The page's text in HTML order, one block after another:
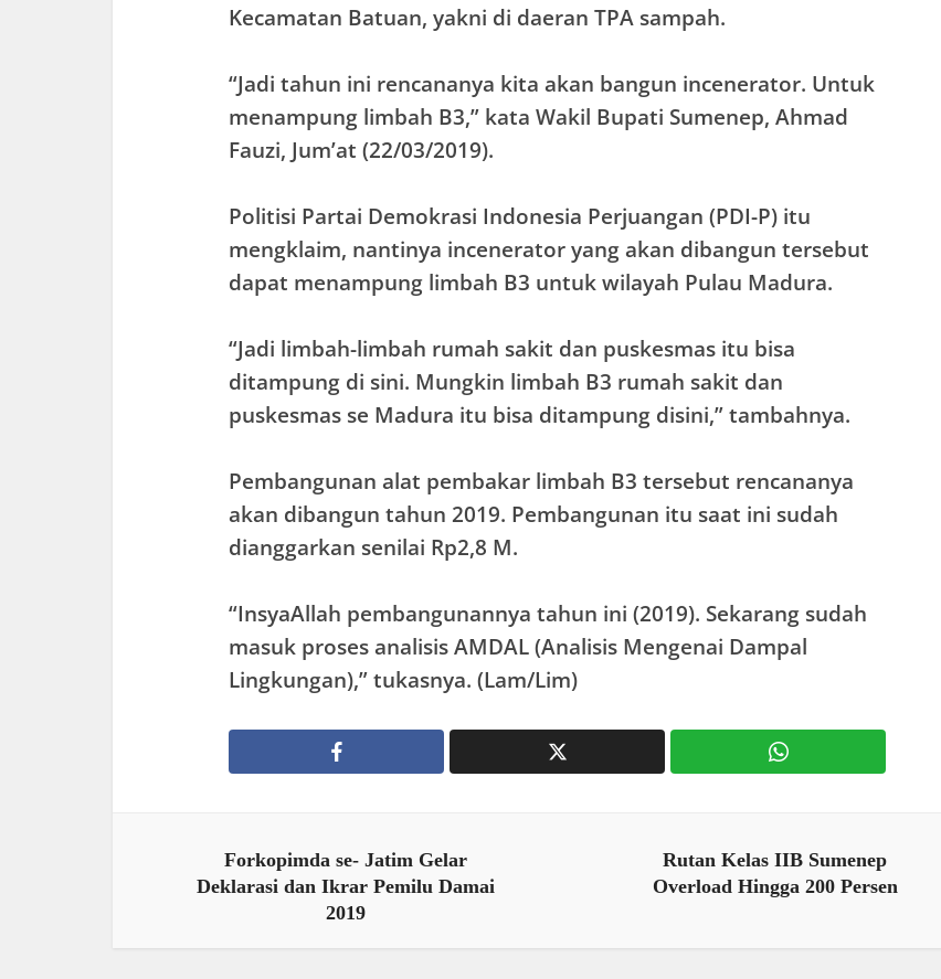
Kecamatan Batuan, yakni di daeran TPA sampah.
“Jadi tahun ini rencananya kita akan bangun incenerator. Untuk
menampung limbah B3,” kata Wakil Bupati Sumenep, Ahmad
Fauzi, Jum’at (22/03/2019).
Politisi Partai Demokrasi Indonesia Perjuangan (PDI-P) itu
mengklaim, nantinya incenerator yang akan dibangun tersebut
dapat menampung limbah B3 untuk wilayah Pulau Madura.
“Jadi limbah-limbah rumah sakit dan puskesmas itu bisa
ditampung di sini. Mungkin limbah B3 rumah sakit dan
puskesmas se Madura itu bisa ditampung disini,” tambahnya.
Pembangunan alat pembakar limbah B3 tersebut rencananya
akan dibangun tahun 2019. Pembangunan itu saat ini sudah
dianggarkan senilai Rp2,8 M.
“InsyaAllah pembangunannya tahun ini (2019). Sekarang sudah
masuk proses analisis AMDAL (Analisis Mengenai Dampal
Lingkungan),” tukasnya. (Lam/Lim)
Forkopimda se- Jatim Gelar
Deklarasi dan Ikrar Pemilu Damai
2019
Rutan Kelas IIB Sumenep
Overload Hingga 200 Persen